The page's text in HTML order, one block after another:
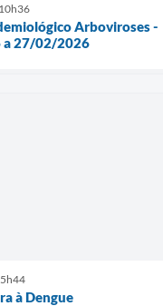
Arboviroses -
27/02/2026
à Dengue